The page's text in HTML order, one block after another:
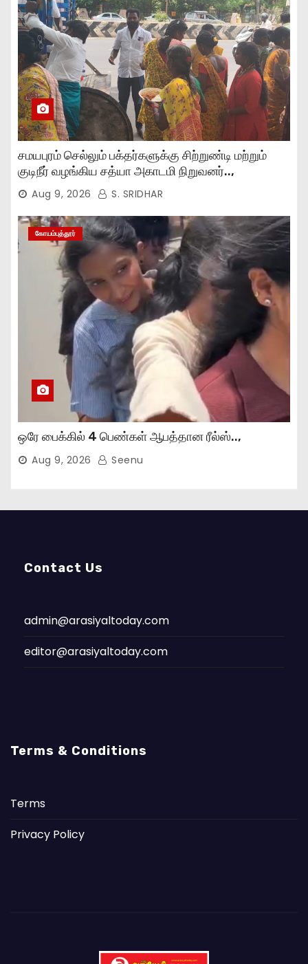
சமயபுரம் செல்லும் பக்தர்களுக்கு சிற்றுண்டி மற்றும்
குடிநீர் வழங்கிய சத்யா அகாடமி நிறுவனர்..,
Aug 9, 2026 S. SRIDHAR
கோயம்புத்தூர்
ஒரே பைக்கில் 4 பெண்கள் ஆபத்தான ரீல்ஸ்..,
Aug 9, 2026 Seenu
Contact Us
admin@arasiyaltoday.com
editor@arasiyaltoday.com
Terms & Conditions
Terms
Privacy Policy